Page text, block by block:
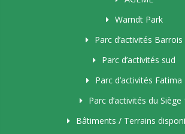
Warndt Park
Parc d’activités Barrois
Parc d’activités sud
Parc d’activités Fatima
Parc d’activités du Siège
Bâtiments / Terrains